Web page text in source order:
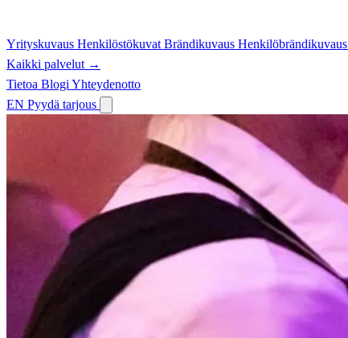
Yrityskuvaus Henkilöstökuvat Brändikuvaus Henkilöbrändikuvaus
Kaikki palvelut →
Tietoa Blogi Yhteydenotto
EN Pyydä tarjous